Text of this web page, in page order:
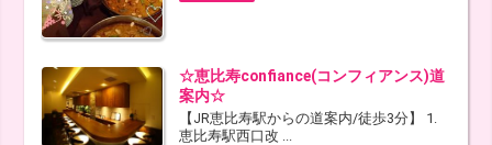
☆恵比寿confiance(コンフィアンス)道
案内☆
【JR恵比寿駅からの道案内/徒歩3分】 1.
恵比寿駅西口改 ...